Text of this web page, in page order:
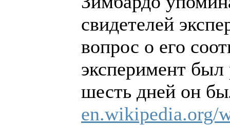
свидетелей
вопрос о его
эксперимент был
шесть дней он
en.wikipedia.org/